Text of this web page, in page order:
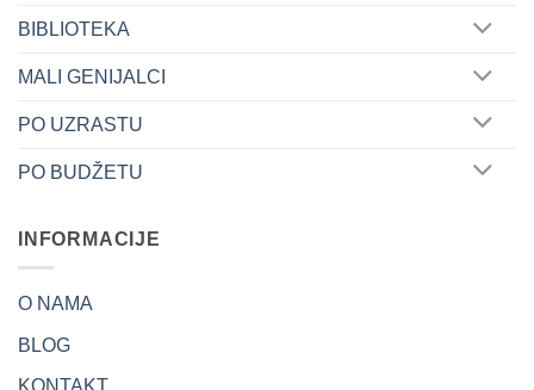
BIBLIOTEKA
MALI GENIJALCI
PO UZRASTU
PO BUDŽETU
INFORMACIJE
O NAMA
BLOG